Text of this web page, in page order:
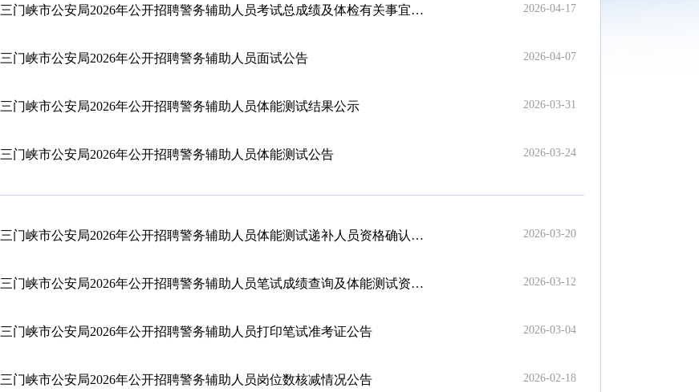
三门峡市公安局2026年公开招聘警务辅助人员考试总成绩及体检有关事宜公告 2026-04-17
三门峡市公安局2026年公开招聘警务辅助人员面试公告 2026-04-07
三门峡市公安局2026年公开招聘警务辅助人员体能测试结果公示 2026-03-31
三门峡市公安局2026年公开招聘警务辅助人员体能测试公告 2026-03-24
三门峡市公安局2026年公开招聘警务辅助人员体能测试递补人员资格确认公告 2026-03-20
三门峡市公安局2026年公开招聘警务辅助人员笔试成绩查询及体能测试资格确认公告 2026-03-12
三门峡市公安局2026年公开招聘警务辅助人员打印笔试准考证公告 2026-03-04
三门峡市公安局2026年公开招聘警务辅助人员岗位数核减情况公告 2026-02-18